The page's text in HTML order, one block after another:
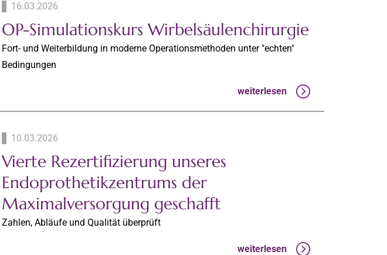
16.03.2026
OP-Simulationskurs Wirbelsäulenchirurgie
Fort- und Weiterbildung in moderne Operationsmethoden unter "echten"
Bedingungen
weiterlesen
10.03.2026
Vierte Rezertifizierung unseres
Endoprothetikzentrums der
Maximalversorgung geschafft
Zahlen, Abläufe und Qualität überprüft
weiterlesen